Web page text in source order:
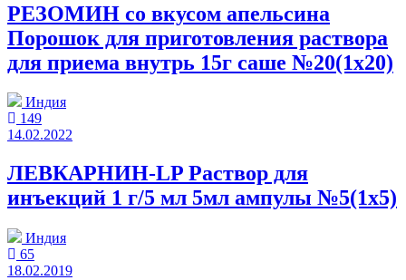
РЕЗОМИН со вкусом апельсина
Порошок для приготовления раствора
для приема внутрь 15г саше №20(1x20)
Индия
149
14.02.2022
ЛЕВКАРНИН-LP Раствор для
инъекций 1 г/5 мл 5мл ампулы №5(1x5)
Индия
65
18.02.2019